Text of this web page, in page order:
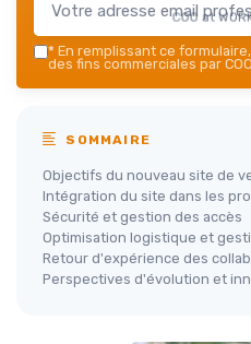
COO at
* En remplissant ce
des fins commerciales par
SOMMAIRE
Objectifs du nouveau site de
Intégration du site dans les
Sécurité et gestion des accès
Optimisation logistique et
Retour d'expérience des
Perspectives d'évolution et